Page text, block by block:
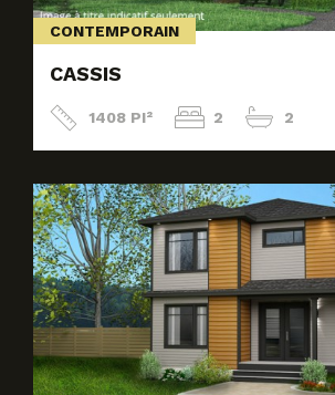
CONTEMPORAIN
CASSIS
1408 PI² 2 2